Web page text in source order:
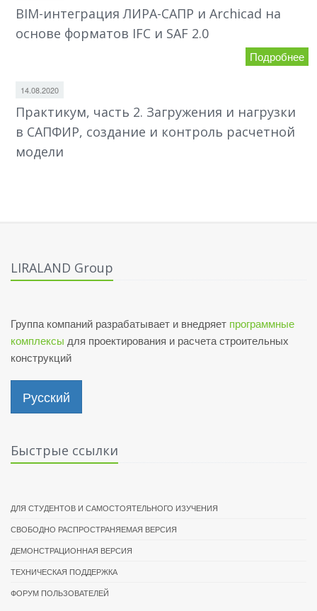
BIM-интеграция ЛИРА-САПР и Archicad на
основе форматов IFC и SAF 2.0
Подробнее
14.08.2020
Практикум, часть 2. Загружения и нагрузки
в САПФИР, создание и контроль расчетной
модели
LIRALAND Group
Группа компаний разрабатывает и внедряет программные
комплексы для проектирования и расчета строительных
конструкций
Русский
Быстрые ссылки
ДЛЯ СТУДЕНТОВ И САМОСТОЯТЕЛЬНОГО ИЗУЧЕНИЯ
СВОБОДНО РАСПРОСТРАНЯЕМАЯ ВЕРСИЯ
ДЕМОНСТРАЦИОННАЯ ВЕРСИЯ
ТЕХНИЧЕСКАЯ ПОДДЕРЖКА
ФОРУМ ПОЛЬЗОВАТЕЛЕЙ